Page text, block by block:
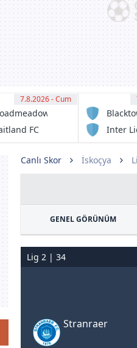
11:00
7.8.2026 - Cum
FCFC
Inter
Canlı Skor İskoçya
GENEL GÖRÜNÜM
Lig 2 | 34
Stranraer